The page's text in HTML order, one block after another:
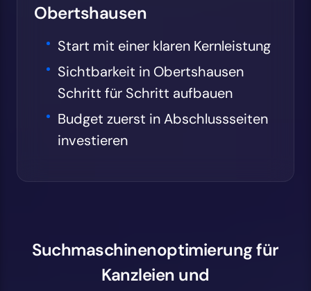
Obertshausen
Start mit einer klaren Kernleistung
Sichtbarkeit in Obertshausen
Schritt für Schritt aufbauen
Budget zuerst in Abschlussseiten
investieren
Suchmaschinenoptimierung für
Kanzleien und